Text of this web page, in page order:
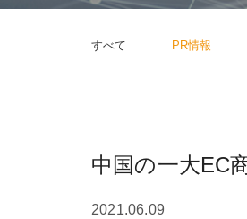
すべて PR情報
中国の一大EC
2021.06.09